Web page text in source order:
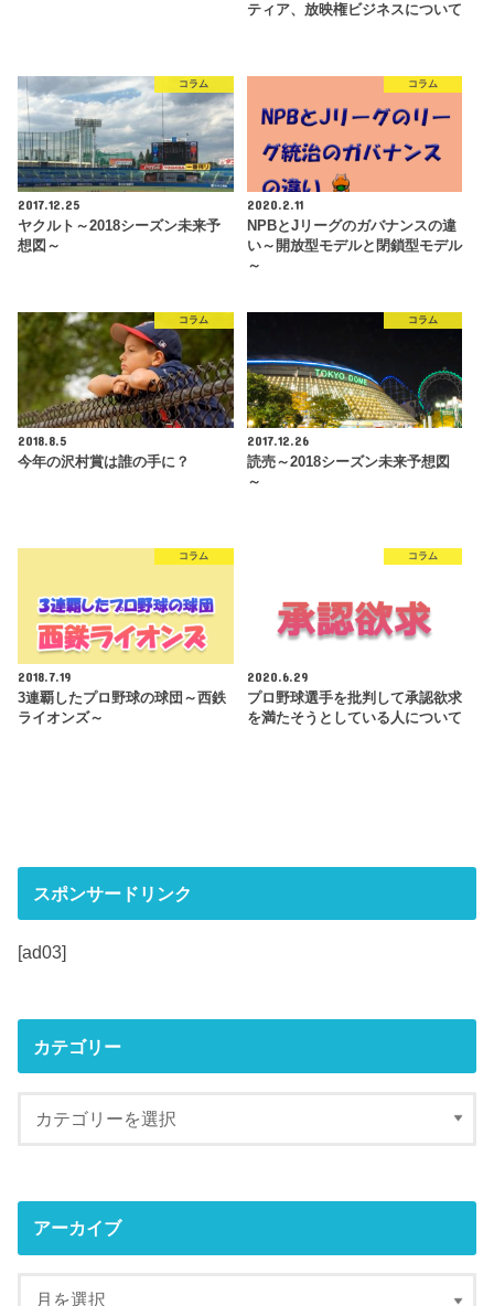
ティア、放映権ビジネスについて
コラム
2017.12.25
ヤクルト～2018シーズン未来予
想図～
コラム
2020.2.11
NPBとJリーグのガバナンスの違
い～開放型モデルと閉鎖型モデル
～
コラム
2018.8.5
今年の沢村賞は誰の手に？
コラム
2017.12.26
読売～2018シーズン未来予想図
～
コラム
2018.7.19
3連覇したプロ野球の球団～西鉄
ライオンズ～
コラム
2020.6.29
プロ野球選手を批判して承認欲求
を満たそうとしている人について
スポンサードリンク
[ad03]
カテゴリー
アーカイブ